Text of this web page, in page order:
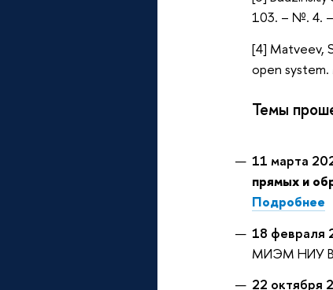
103. – №. 4.
[4] Matveev,
open
Темы
11 марта
прямых и
Подробнее
18 февраля
МИЭМ НИУ
22 октября